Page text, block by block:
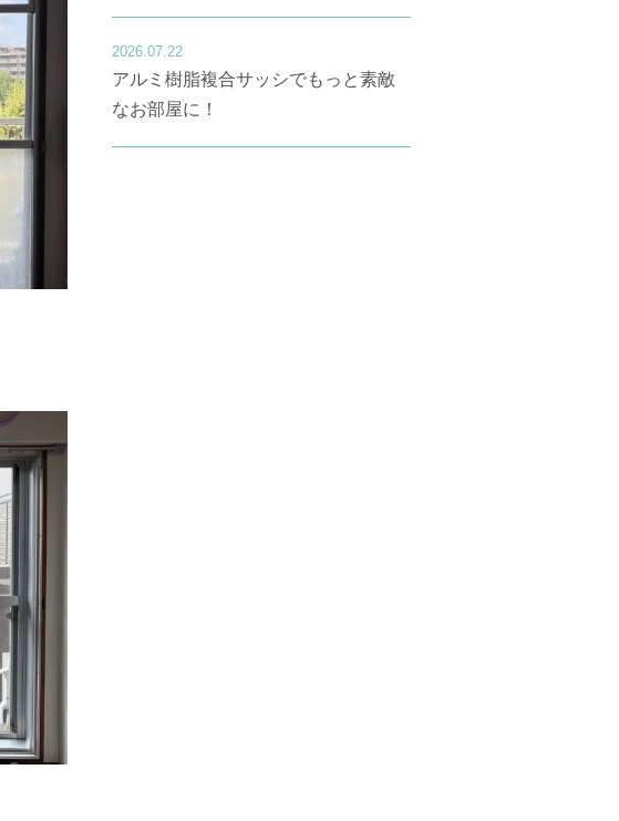
2026.07.22
アルミ樹脂複合サッシでもっと素敵
なお部屋に！